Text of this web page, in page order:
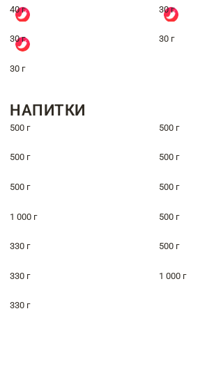
40 г 30 г
30 г 30 г
30 г
НАПИТКИ
500 г 500 г
500 г 500 г
500 г 500 г
1 000 г 500 г
330 г 500 г
330 г 1 000 г
330 г